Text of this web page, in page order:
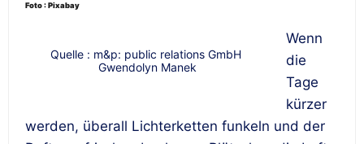
Foto : Pixabay
Quelle : m&p: public relations GmbH
Gwendolyn Manek
Wenn
die
Tage
kürzer
werden, überall Lichterketten funkeln und der